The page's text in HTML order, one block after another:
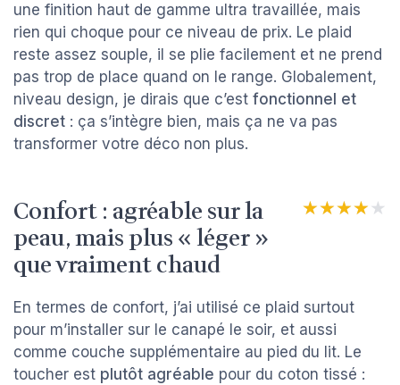
une finition haut de gamme ultra travaillée, mais
rien qui choque pour ce niveau de prix. Le plaid
reste assez souple, il se plie facilement et ne prend
pas trop de place quand on le range. Globalement,
niveau design, je dirais que c’est fonctionnel et
discret : ça s’intègre bien, mais ça ne va pas
transformer votre déco non plus.
Confort : agréable sur la
peau, mais plus « léger »
que vraiment chaud
★★★★★
★★★★★
En termes de confort, j’ai utilisé ce plaid surtout
pour m’installer sur le canapé le soir, et aussi
comme couche supplémentaire au pied du lit. Le
toucher est plutôt agréable pour du coton tissé :